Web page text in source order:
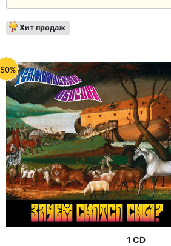
Хит продаж
1 CD